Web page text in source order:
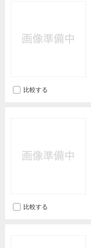
比較する
比較する